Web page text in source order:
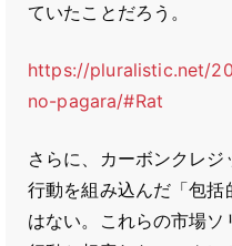
ていたことだろう。
https://pluralistic.net/
no-pagara/#Rat
さらに、カーボンクレ
行動を組み込んだ「包
はない。これらの市場